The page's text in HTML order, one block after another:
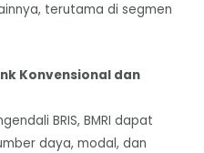
terutama di segmen
Konvensional dan
BRIS, BMRI dapat
daya, modal, dan